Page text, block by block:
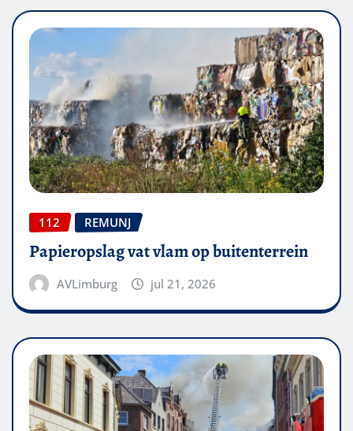
112 REMUNJ
Papieropslag vat vlam op buitenterrein
AVLimburg jul 21, 2026